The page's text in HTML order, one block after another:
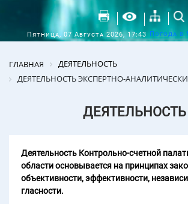
Пятница, 07 Августа 2026, 17:43 Погода в
ГЛАВНАЯ
ДЕЯТЕЛЬНОСТЬ
ДЕЯТЕЛЬНОСТЬ ЭКСПЕРТНО-
ДЕЯТЕЛЬНОСТЬ
Деятельность Контрольно-счетной
области основывается на принципах
объективности, эффективности,
гласности.